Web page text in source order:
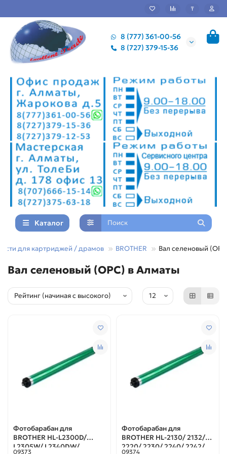
₸
8 (777) 361-00-56
8 (727) 379-15-36
Каталог
для картриджей / драмов BROTHER Вал селеновый
Вал селеновый (OPC) в Алматы
Фотобарабан для
BROTHER HL-L2300D/
L2305W/ L2340DW/
09373
Фотобарабан для
BROTHER HL-2130/ 2132/
2220/ 2230/ 2240/ 2242/
09374